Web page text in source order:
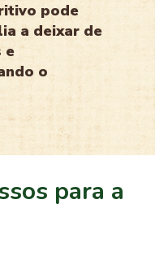
pode
a deixar de
e
o
para a